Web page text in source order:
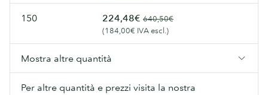
150 224,48€ 640,50€
(184,00€ IVA escl.)
Mostra altre quantità
Per altre quantità e prezzi visita la nostra